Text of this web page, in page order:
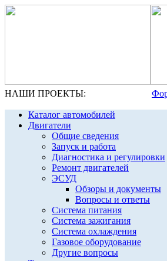
НАШИ ПРОЕКТЫ:
Каталог автомобилей
Двигатели
Общие сведения
Запуск и работа
Диагностика и регулировки
Ремонт двигателей
ЭСУД
Обзоры и документы
Вопросы и ответы
Система питания
Система зажигания
Система охлаждения
Газовое оборудование
Другие вопросы